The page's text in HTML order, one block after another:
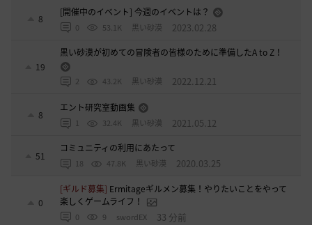
8
[開催中のイベント] 今週のイベントは？
0 53.1K 黒い砂漠 2023.02.28
19
黒い砂漠が初めての冒険者の皆様のために準備したA to Z！
2 43.2K 黒い砂漠 2022.12.21
8
エント研究室動画集
1 32.4K 黒い砂漠 2021.05.12
51
コミュニティの利用にあたって
18 47.8K 黒い砂漠 2020.03.25
0
[ギルド募集] Ermitageギルメン募集！やりたいことをやって
楽しくゲームライフ！
0 9 swordEX 33 分前